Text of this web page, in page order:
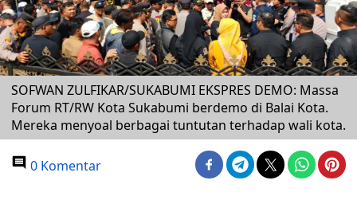
SOFWAN ZULFIKAR/SUKABUMI EKSPRES DEMO: Massa
Forum RT/RW Kota Sukabumi berdemo di Balai Kota.
Mereka menyoal berbagai tuntutan terhadap wali kota.
0 Komentar